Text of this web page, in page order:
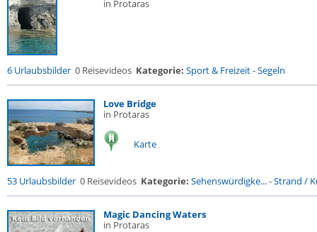
in Protaras
6 Urlaubsbilder 0 Reisevideos Kategorie: Sport & Freizeit-Segeln
Love Bridge
in Protaras
Karte
53 Urlaubsbilder 0 Reisevideos Kategorie: Sehenswürdigke...-Strand /
Magic Dancing Waters
in Protaras